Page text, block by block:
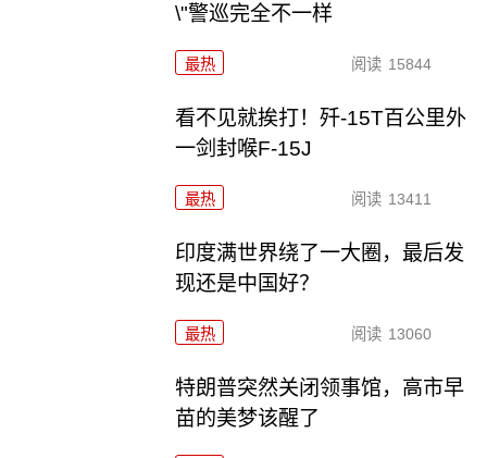
\"警巡完全不一样
最热 阅读 15844
看不见就挨打！歼-15T百公里外
一剑封喉F-15J
最热 阅读 13411
印度满世界绕了一大圈，最后发
现还是中国好？
最热 阅读 13060
特朗普突然关闭领事馆，高市早
苗的美梦该醒了